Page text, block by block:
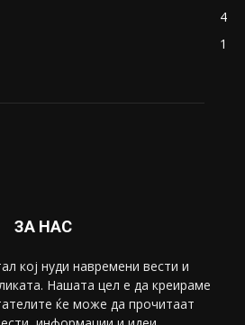
4
1
ЗА НАС
коj нуди навремени вести и
Нашата цел е да креираме
ќе може да прочитаат